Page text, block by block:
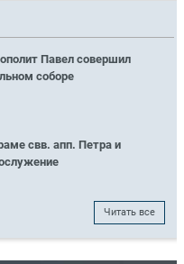
Павел совершил
соборе
свв. апп. Петра и
Читать все